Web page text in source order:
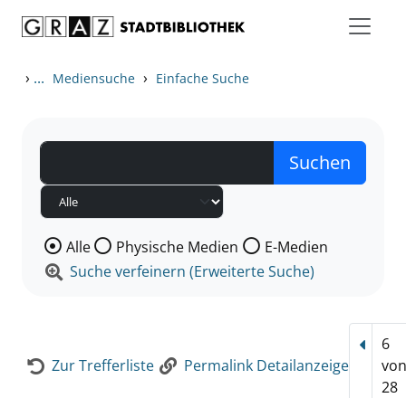
› ... Mediensuche › Einfache Suche
Wählen Sie die Medienart nach der Sie suchen wollen.
Alle Physische Medien
E-Medien
Suche verfeinern (Erweiterte Suche)
Zur Trefferliste Permalink Detailanzeige
6
28